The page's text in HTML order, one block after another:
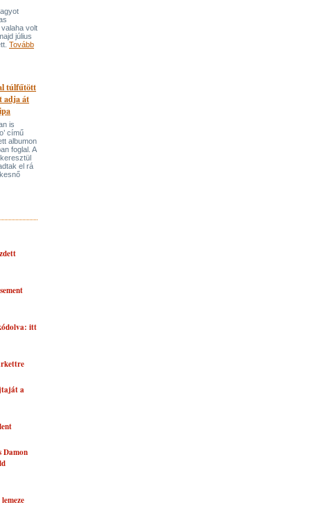
volt
július
Tovább
túlfűtött
adja át
is
című
albumon
foglal. A
el rá
itt
a
Damon